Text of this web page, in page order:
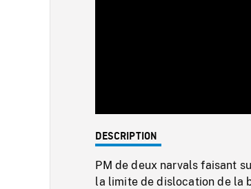
DESCRIPTION
PM de deux narvals faisant
la limite de dislocation de la